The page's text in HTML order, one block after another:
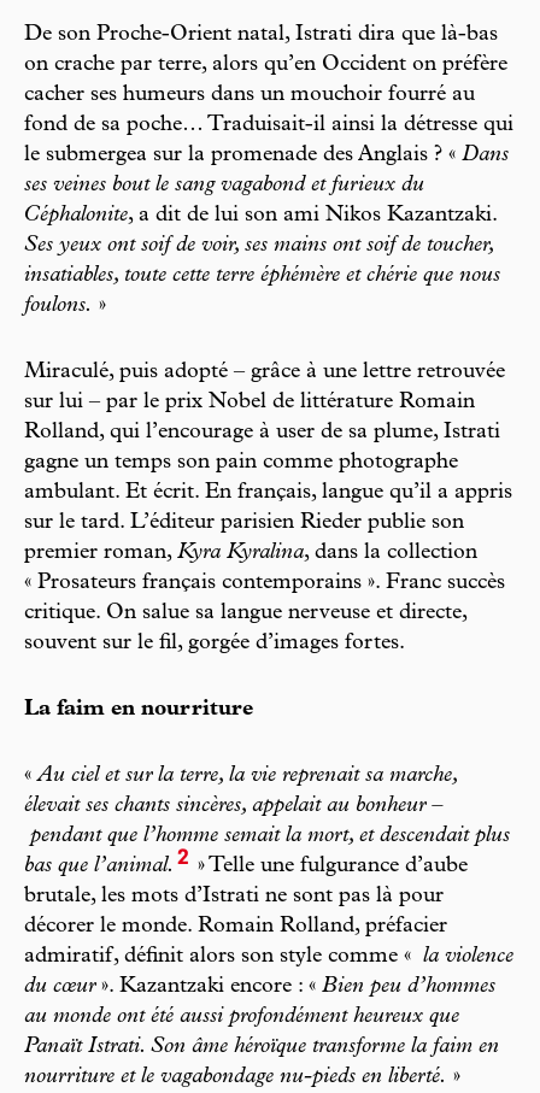
De son Proche-Orient natal, Istrati dira que là-bas
on crache par terre, alors qu’en Occident on préfère
cacher ses humeurs dans un mouchoir fourré au
fond de sa poche… Traduisait-il ainsi la détresse qui
le submergea sur la promenade des Anglais ? « Dans
ses veines bout le sang vagabond et furieux du
Céphalonite, a dit de lui son ami Nikos Kazantzaki.
Ses yeux ont soif de voir, ses mains ont soif de toucher,
insatiables, toute cette terre éphémère et chérie que nous
foulons. »
Miraculé, puis adopté – grâce à une lettre retrouvée
sur lui – par le prix Nobel de littérature Romain
Rolland, qui l’encourage à user de sa plume, Istrati
gagne un temps son pain comme photographe
ambulant. Et écrit. En français, langue qu’il a appris
sur le tard. L’éditeur parisien Rieder publie son
premier roman, Kyra Kyralina, dans la collection
« Prosateurs français contemporains ». Franc succès
critique. On salue sa langue nerveuse et directe,
souvent sur le fil, gorgée d’images fortes.
La faim en nourriture
«Au ciel et sur la terre, la vie reprenait sa marche,
élevait ses chants sincères, appelait au bonheur –
pendant que l’homme semait la mort, et descendait plus
bas que l’animal. 2 » Telle une fulgurance d’aube
brutale, les mots d’Istrati ne sont pas là pour
décorer le monde. Romain Rolland, préfacier
admiratif, définit alors son style comme « la violence
du cœur». Kazantzaki encore : « Bien peu d’hommes
au monde ont été aussi profondément heureux que
Panaït Istrati. Son âme héroïque transforme la faim en
nourriture et le vagabondage nu-pieds en liberté. »